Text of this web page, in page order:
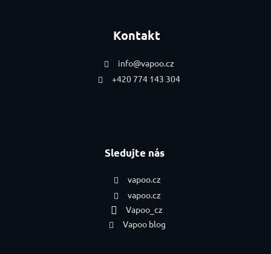
Kontakt
info@vapoo.cz
+420 774 143 304
Sledujte nás
vapoo.cz
vapoo.cz
Vapoo_cz
Vapoo blog